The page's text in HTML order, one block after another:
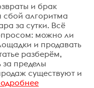
и брак
алгоритма
за сутки. Всё
можно ли
и продавать
разберём,
за пределы
существуют и